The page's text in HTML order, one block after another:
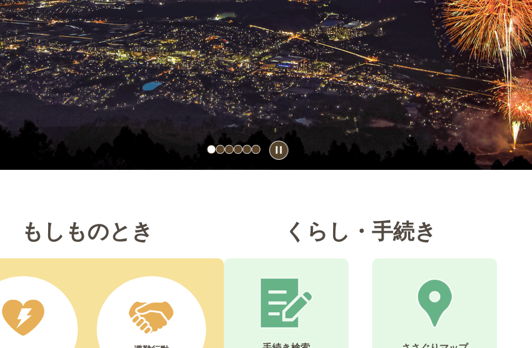
もしものとき くらし・手続き